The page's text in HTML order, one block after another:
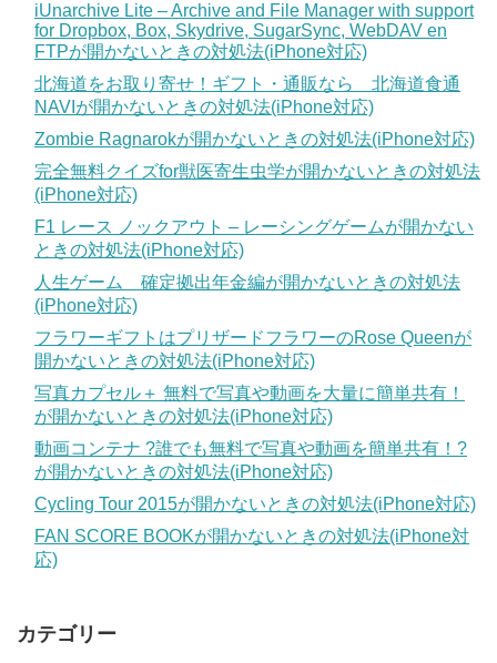
iUnarchive Lite – Archive and File Manager with support
for Dropbox, Box, Skydrive, SugarSync, WebDAV en
FTPが開かないときの対処法(iPhone対応)
北海道をお取り寄せ！ギフト・通販なら 北海道食通
NAVIが開かないときの対処法(iPhone対応)
Zombie Ragnarokが開かないときの対処法(iPhone対応)
完全無料クイズfor獣医寄生虫学が開かないときの対処法
(iPhone対応)
F1 レース ノックアウト – レーシングゲームが開かない
ときの対処法(iPhone対応)
人生ゲーム 確定拠出年金編が開かないときの対処法
(iPhone対応)
フラワーギフトはプリザードフラワーのRose Queenが
開かないときの対処法(iPhone対応)
写真カプセル＋ 無料で写真や動画を大量に簡単共有！
が開かないときの対処法(iPhone対応)
動画コンテナ ?誰でも無料で写真や動画を簡単共有！?
が開かないときの対処法(iPhone対応)
Cycling Tour 2015が開かないときの対処法(iPhone対応)
FAN SCORE BOOKが開かないときの対処法(iPhone対
応)
カテゴリー